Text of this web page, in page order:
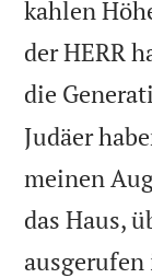
kahlen
der HERR
die
Judäer
meinen
das Haus,
ausgerufen